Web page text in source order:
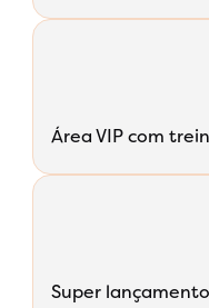
Área VIP com
Super